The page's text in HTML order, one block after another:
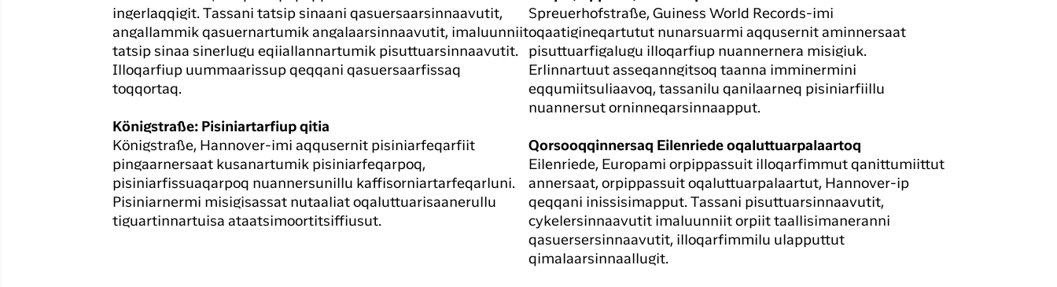
ingerlaqqigit. Tassani tatsip sinaani qasuersaarsinnaavutit,
angallammik qasuernartumik angalaarsinnaavutit, imaluunniit
tatsip sinaa sinerlugu eqiiallannartumik pisuttuarsinnaavutit.
Illoqarfiup uummaarissup qeqqani qasuersaarfissaq
toqqortaq.
Königstraße: Pisiniartarfiup qitia
Königstraße, Hannover-imi aqqusernit pisiniarfeqarfiit
pingaarnersaat kusanartumik pisiniarfeqarpoq,
pisiniarfissuaqarpoq nuannersunillu kaffisorniartarfeqarluni.
Pisiniarnermi misigisassat nutaaliat oqaluttuarisaanerullu
tiguartinnartuisa ataatsimoortitsiffiusut.
Spreuerhofstraße, Guiness World Records-imi
oqaatigineqartutut nunarsuarmi aqqusernit aminnersaat
pisuttuarfigalugu illoqarfiup nuannernera misigiuk.
Erlinnartuut asseqanngitsoq taanna imminermini
eqqumiitsuliaavoq, tassanilu qanilaarneq pisiniarfiillu
nuannersut orninneqarsinnaapput.
Qorsooqqinnersaq Eilenriede oqaluttuarpalaartoq
Eilenriede, Europami orpippassuit illoqarfimmut qanittumiittut
annersaat, orpippassuit oqaluttuarpalaartut, Hannover-ip
qeqqani inissisimapput. Tassani pisuttuarsinnaavutit,
cykelersinnaavutit imaluunniit orpiit taallisimaneranni
qasuersersinnaavutit, illoqarfimmilu ulapputtut
qimalaarsinnaallugit.